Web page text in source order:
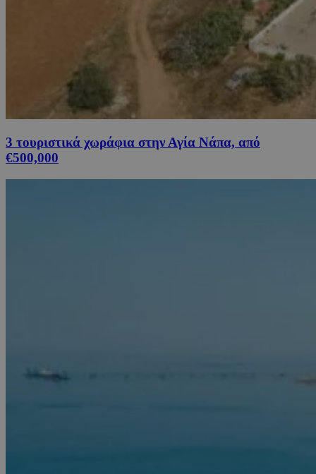
3 τουριστικά χωράφια στην Αγία Νάπα, από
€500,000